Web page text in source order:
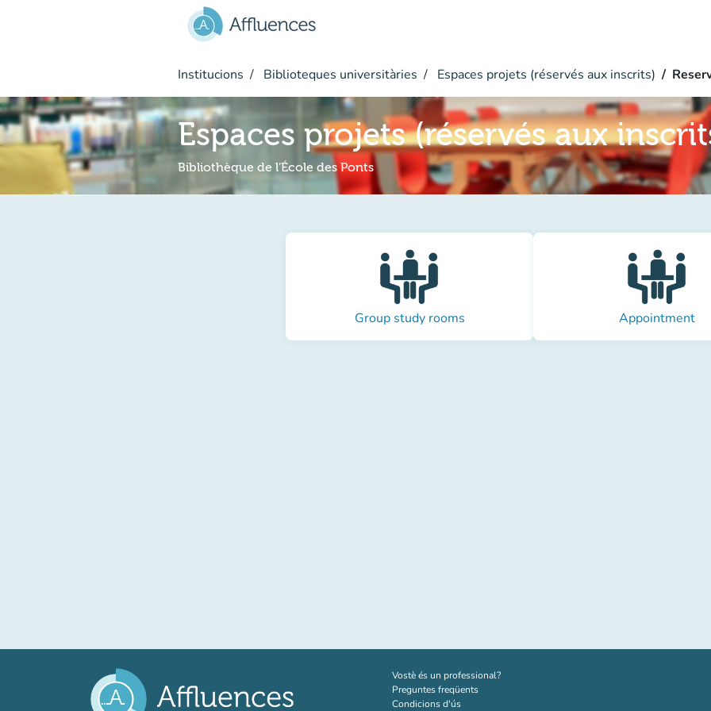
Institucions Biblioteques universitàries Espaces projets (réservés aux inscrits)
Espaces projets (réservés aux
Bibliothèque de l'École des Ponts
Group study rooms Appointment
Vostè és un professional?(new tab)
Preguntes freqüents
Condicions d'ús